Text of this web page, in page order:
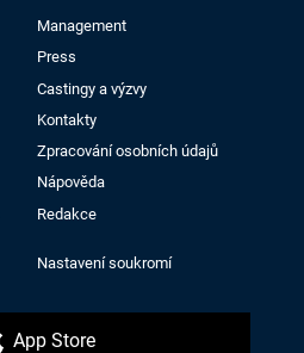
Management
Press
Castingy a výzvy
Kontakty
Zpracování osobních údajů
Nápověda
Redakce
Nastavení soukromí
App Store